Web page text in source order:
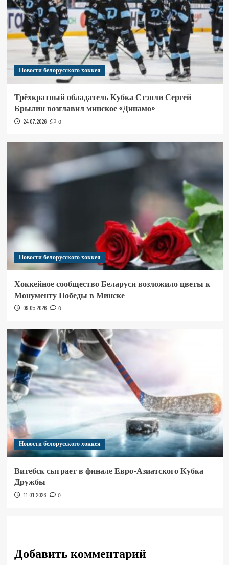
Новости белорусского хоккея
Трёхкратный обладатель Кубка Стэнли Сергей
Брылин возглавил минское «Динамо»
24.07.2026 0
Новости белорусского хоккея
Хоккейное сообщество Беларуси возложило цветы к
Монументу Победы в Минске
09.05.2026 0
Новости белорусского хоккея
Витебск сыграет в финале Евро-Азиатского Кубка
Дружбы
11.01.2026 0
Добавить комментарий